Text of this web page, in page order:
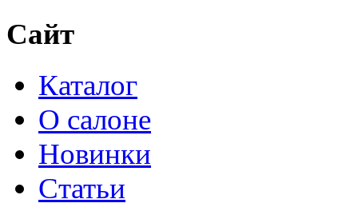
Сайт
Каталог
О салоне
Новинки
Статьи